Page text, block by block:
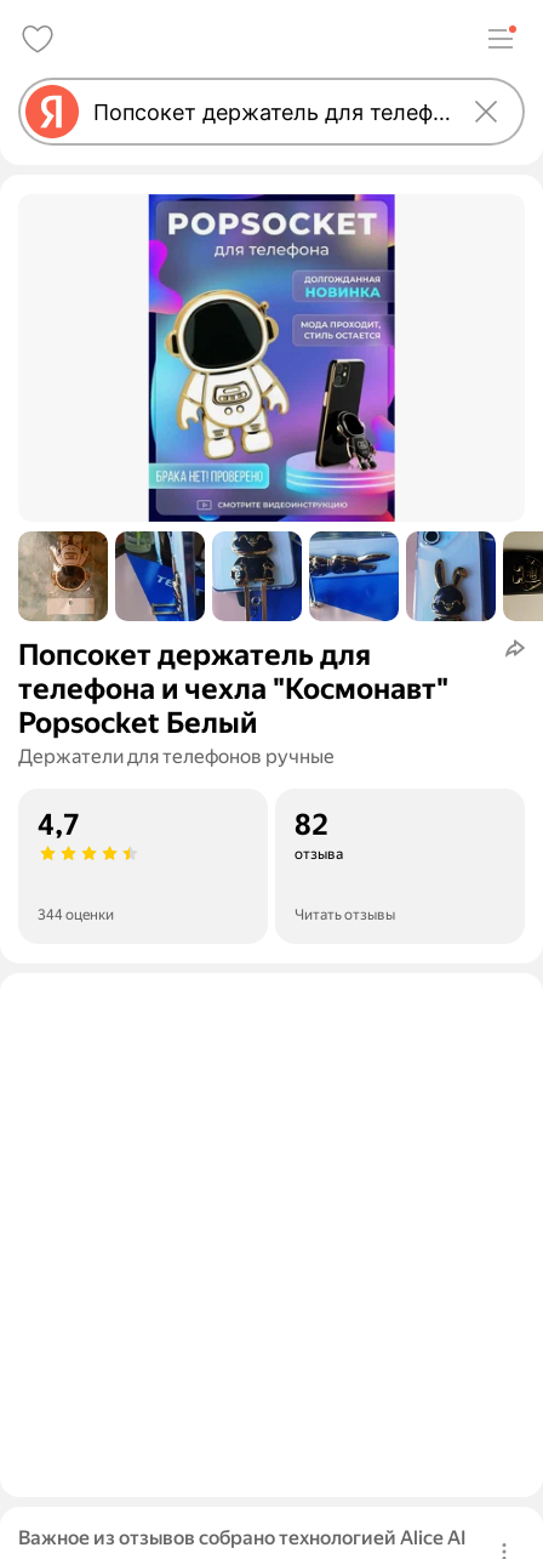
Попсокет держатель для
телефона и чехла "Космонавт"
Popsocket Белый
Держатели для телефонов ручные
4,7
344 оценки
82
отзыва
Читать отзывы
Важное из отзывов собрано технологией Alice AI